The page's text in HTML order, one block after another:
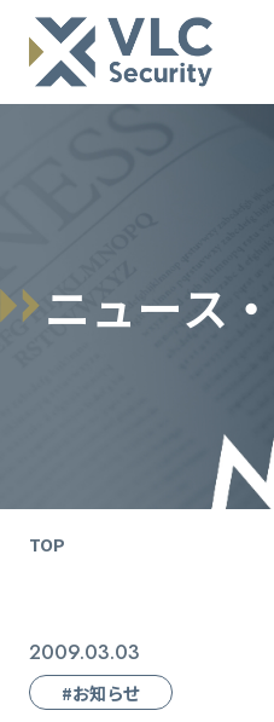
ニュース ・
TOP
2009.03.03
#お知らせ